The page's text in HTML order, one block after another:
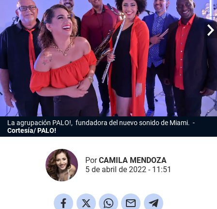
La agrupación PALO!, fundadora del nuevo sonido de Miami.
Cortesía/ PALO!
PorCAMILA MENDOZA
5 de abril de 2022 - 11:51